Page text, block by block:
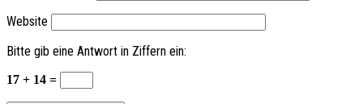
Website
Bitte gib eine Antwort in Ziffern ein:
17 + 14 =